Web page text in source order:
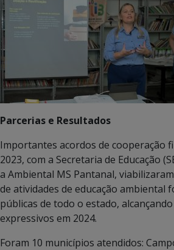
Parcerias e Resultados
Importantes acordos de cooperação
2023, com a Secretaria de Educação
a Ambiental MS Pantanal,
de atividades de educação ambiental
públicas de todo o estado,
expressivos em 2024.
Foram 10 municípios atendidos: